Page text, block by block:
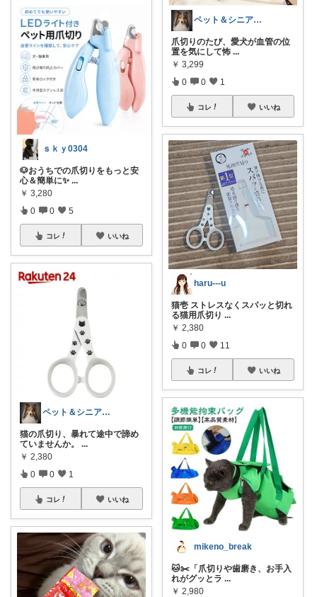
ｓｋｙ0304
🐶おうちでの爪切りをもっと安
心＆簡単に✨ ...
￥ 3,280
0 0 5
コレ いいね
ペット＆シニア暮らしのお助け店
猫の爪切り、暴れて途中で諦め
ていませんか。
...
￥ 2,380
0 0 1
コレ いいね
ペット＆シニア暮らしのお助け店
爪切りのたび、愛犬が血管の位
置を気にして怖 ...
￥ 3,299
0 0 1
コレ いいね
haru---u
猫壱 ストレスなくスパッと切れ
る猫用爪切り ...
￥ 2,380
0 0 11
コレ いいね
mikeno_break
🐱✂️「爪切りや歯磨き、お手入
れがグッとラ ...
￥ 2,980